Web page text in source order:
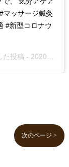
マッサージ鍼灸
#新型コロナウ
た投稿 - 2020年Jun月7日pm11時25分PDT
次のページ >